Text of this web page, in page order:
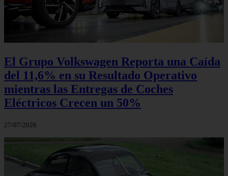
El Grupo Volkswagen Reporta una Caída
del 11,6% en su Resultado Operativo
mientras las Entregas de Coches
Eléctricos Crecen un 50%
27/07/2026